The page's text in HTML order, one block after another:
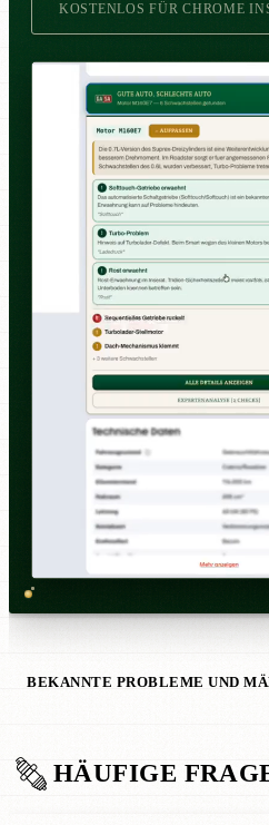
KOSTENLOS FÜR CHROME
BEKANNTE PROBLEME UND
HÄUFIGE